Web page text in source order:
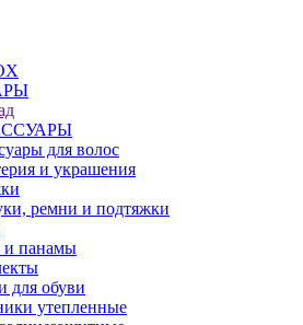
для волос
и украшения
ремни и подтяжки
и панамы
для обуви
утепленные